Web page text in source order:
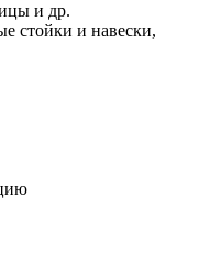
и др.
стойки и навески,